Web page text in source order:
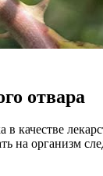
отвара
качестве
на организм